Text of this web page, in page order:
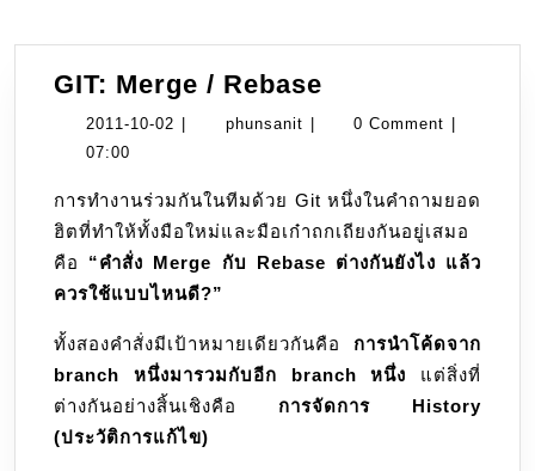
GIT: Merge / Rebase
Merge
2011-10-02 2011-
phunsanit phunsanit0 Comment
07:00
การทำงานร่วมกันในทีมด้วย Git หนึ่งในคำถามยอด
ฮิตที่ทำให้ทั้งมือใหม่และมือเก๋าถกเถียงกันอยู่เสมอ
คือ “คำสั่ง Merge กับ Rebase ต่างกันยังไง แล้ว
ควรใช้แบบไหนดี?”
ทั้งสองคำสั่งมีเป้าหมายเดียวกันคือ การนำโค้ดจาก
branch หนึ่งมารวมกับอีก branch หนึ่ง แต่สิ่งที่
ต่างกันอย่างสิ้นเชิงคือ การจัดการ History
(ประวัติการแก้ไข)